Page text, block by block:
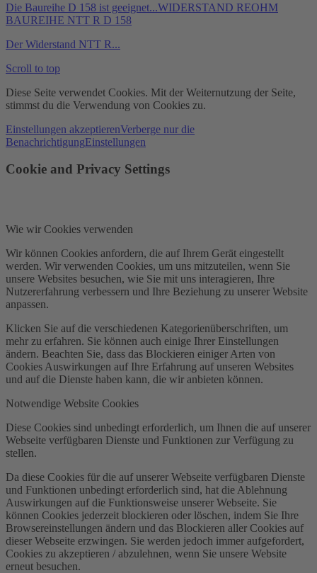
Die Baureihe D 158 ist geeignet...WIDERSTAND REOHM
BAUREIHE NTT R D 158
Der Widerstand NTT R...
Scroll to top
Diese Seite verwendet Cookies. Mit der Weiternutzung der Seite,
stimmst du die Verwendung von Cookies zu.
Einstellungen akzeptierenVerberge nur die
BenachrichtigungEinstellungen
Cookie and Privacy Settings
Wie wir Cookies verwenden
Wir können Cookies anfordern, die auf Ihrem Gerät eingestellt
werden. Wir verwenden Cookies, um uns mitzuteilen, wenn Sie
unsere Websites besuchen, wie Sie mit uns interagieren, Ihre
Nutzererfahrung verbessern und Ihre Beziehung zu unserer Website
anpassen.
Klicken Sie auf die verschiedenen Kategorienüberschriften, um
mehr zu erfahren. Sie können auch einige Ihrer Einstellungen
ändern. Beachten Sie, dass das Blockieren einiger Arten von
Cookies Auswirkungen auf Ihre Erfahrung auf unseren Websites
und auf die Dienste haben kann, die wir anbieten können.
Notwendige Website Cookies
Diese Cookies sind unbedingt erforderlich, um Ihnen die auf unserer
Webseite verfügbaren Dienste und Funktionen zur Verfügung zu
stellen.
Da diese Cookies für die auf unserer Webseite verfügbaren Dienste
und Funktionen unbedingt erforderlich sind, hat die Ablehnung
Auswirkungen auf die Funktionsweise unserer Webseite. Sie
können Cookies jederzeit blockieren oder löschen, indem Sie Ihre
Browsereinstellungen ändern und das Blockieren aller Cookies auf
dieser Webseite erzwingen. Sie werden jedoch immer aufgefordert,
Cookies zu akzeptieren / abzulehnen, wenn Sie unsere Website
erneut besuchen.